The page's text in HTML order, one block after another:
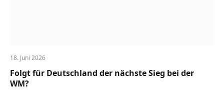
18. Juni 2026
Folgt für Deutschland der nächste Sieg bei der
WM?